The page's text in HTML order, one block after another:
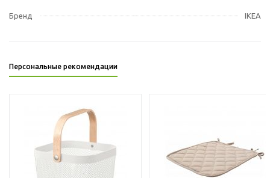
Бренд IKEA
Персональные рекомендации